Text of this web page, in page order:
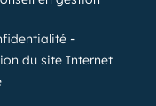
du site Internet